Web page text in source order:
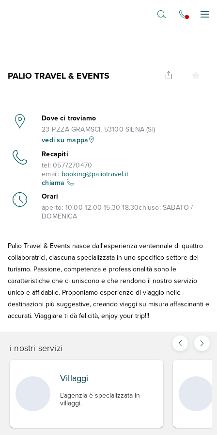
PALIO TRAVEL & EVENTS
Dove ci troviamo
23 P.ZZA GRAMSCI, 53100 SIENA (SI)
vedi su mappa
Recapiti
tel:0577270470
email: booking@paliotravel.it
chiama
Orari
aperto: 10.00-12.00 15.30-18.30chiuso:SABATO /
DOMENICA
Palio Travel & Events nasce dall'esperienza ventennale di quattro
collaboratrici, ciascuna specializzata in uno specifico settore del
turismo. Passione, competenza e professionalità sono le
caratteristiche che ci uniscono e che rendono il nostro servizio
unico e affidabile. Proponiamo esperienze di viaggio nelle
destinazioni più suggestive, creando viaggi su misura affascinanti e
accurati. Viaggiare ti dà felicità, enjoy your trip!!!
i nostri servizi
Villaggi
L'agenzia è specializzata in
villaggi.